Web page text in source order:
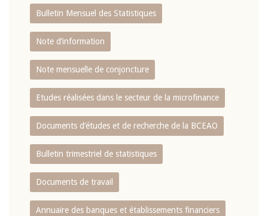
Bulletin Mensuel des Statistiques
Note d’information
Note mensuelle de conjoncture
Etudes réalisées dans le secteur de la microfinance
Documents d’études et de recherche de la BCEAO
Bulletin trimestriel de statistiques
Documents de travail
Annuaire des banques et établissements financiers